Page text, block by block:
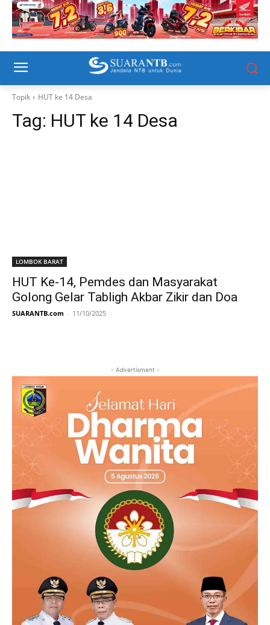
Topik HUT ke 14 Desa
Tag: HUT ke 14 Desa
LOMBOK BARAT
HUT Ke-14, Pemdes dan Masyarakat
Golong Gelar Tabligh Akbar Zikir dan Doa
SUARANTB.com - 11/10/2025
- Advertisment -